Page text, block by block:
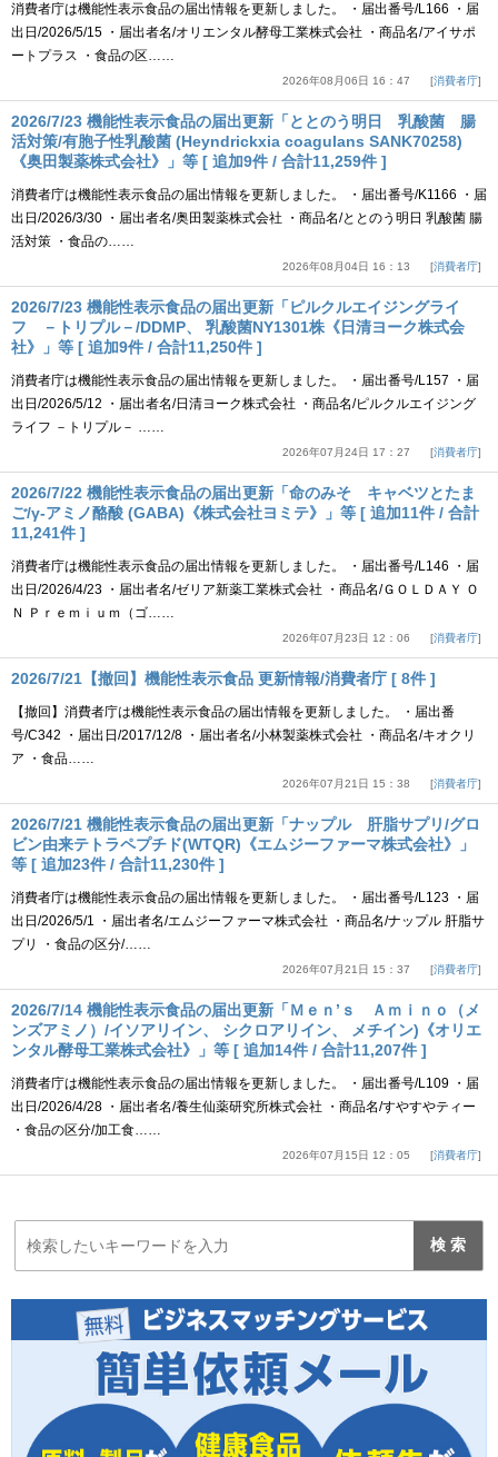
消費者庁は機能性表示食品の届出情報を更新しました。 ・届出番号/L166 ・届
出日/2026/5/15 ・届出者名/オリエンタル酵母工業株式会社 ・商品名/アイサポ
ートプラス ・食品の区……
2026年08月06日 16：47 消費者庁
2026/7/23 機能性表示食品の届出更新「ととのう明日 乳酸菌 腸
活対策/有胞子性乳酸菌 (Heyndrickxia coagulans SANK70258)
《奥田製薬株式会社》」等 [ 追加9件 / 合計11,259件 ]
消費者庁は機能性表示食品の届出情報を更新しました。 ・届出番号/K1166 ・届
出日/2026/3/30 ・届出者名/奥田製薬株式会社 ・商品名/ととのう明日 乳酸菌 腸
活対策 ・食品の……
2026年08月04日 16：13 消費者庁
2026/7/23 機能性表示食品の届出更新「ピルクルエイジングライ
フ －トリプル－/DDMP、 乳酸菌NY1301株《日清ヨーク株式会
社》」等 [ 追加9件 / 合計11,250件 ]
消費者庁は機能性表示食品の届出情報を更新しました。 ・届出番号/L157 ・届
出日/2026/5/12 ・届出者名/日清ヨーク株式会社 ・商品名/ピルクルエイジング
ライフ －トリプル－ ……
2026年07月24日 17：27 消費者庁
2026/7/22 機能性表示食品の届出更新「命のみそ キャベツとたま
ご/γ-アミノ酪酸 (GABA)《株式会社ヨミテ》」等 [ 追加11件 / 合計
11,241件 ]
消費者庁は機能性表示食品の届出情報を更新しました。 ・届出番号/L146 ・届
出日/2026/4/23 ・届出者名/ゼリア新薬工業株式会社 ・商品名/ＧＯＬＤＡＹ Ｏ
Ｎ Ｐｒｅｍｉｕｍ（ゴ……
2026年07月23日 12：06 消費者庁
2026/7/21【撤回】機能性表示食品 更新情報/消費者庁 [ 8件 ]
【撤回】消費者庁は機能性表示食品の届出情報を更新しました。 ・届出番
号/C342 ・届出日/2017/12/8 ・届出者名/小林製薬株式会社 ・商品名/キオクリ
ア ・食品……
2026年07月21日 15：38 消費者庁
2026/7/21 機能性表示食品の届出更新「ナップル 肝脂サプリ/グロ
ビン由来テトラペプチド(WTQR)《エムジーファーマ株式会社》」
等 [ 追加23件 / 合計11,230件 ]
消費者庁は機能性表示食品の届出情報を更新しました。 ・届出番号/L123 ・届
出日/2026/5/1 ・届出者名/エムジーファーマ株式会社 ・商品名/ナップル 肝脂サ
プリ ・食品の区分/……
2026年07月21日 15：37 消費者庁
2026/7/14 機能性表示食品の届出更新「Ｍｅｎ’ｓ Ａｍｉｎｏ（メ
ンズアミノ）/イソアリイン、 シクロアリイン、 メチイン)《オリエ
ンタル酵母工業株式会社》」等 [ 追加14件 / 合計11,207件 ]
消費者庁は機能性表示食品の届出情報を更新しました。 ・届出番号/L109 ・届
出日/2026/4/28 ・届出者名/養生仙薬研究所株式会社 ・商品名/すやすやティー
・食品の区分/加工食……
2026年07月15日 12：05 消費者庁